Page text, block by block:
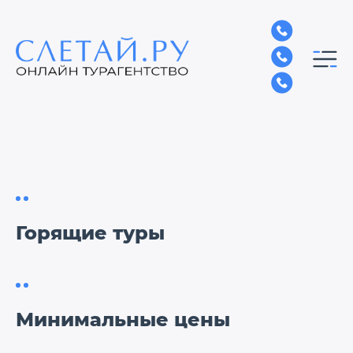
Горящие туры
Минимальные цены